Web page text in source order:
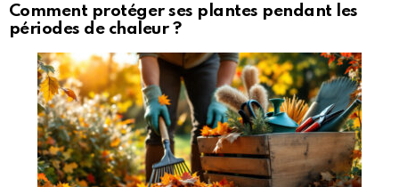
Comment protéger ses plantes pendant les
périodes de chaleur ?